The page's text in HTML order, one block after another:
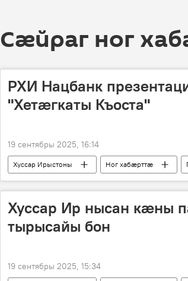
Сӕйраг ног
РХИ Нацбанк
"Хетӕгкаты Къоста"
19 сентябры 2025, 16:14
Хуссар Ирыстоны Ног хабӕрттӕ
Хуссар Ир нысан кӕны
тырысайы бон
19 сентябры 2025, 15:34